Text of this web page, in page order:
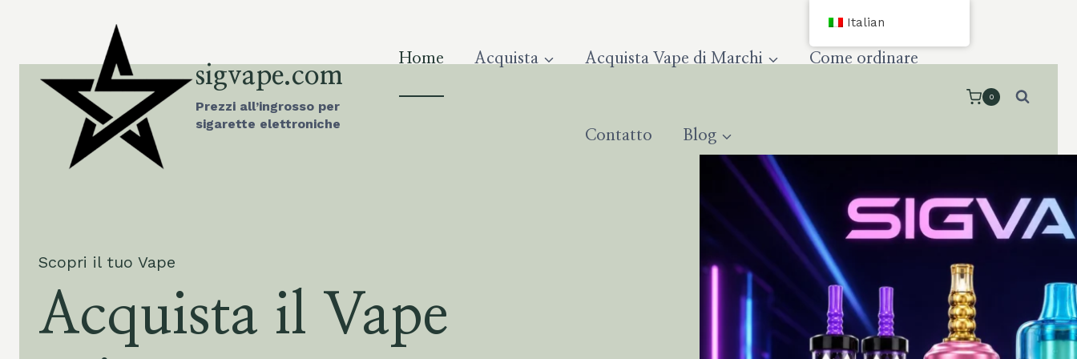
sigvape.com
Prezzi all’ingrosso per
sigarette elettroniche
Home Acquista Acquista Vape di Marchi Come ordinare
Contatto Blog
0
Scopri il tuo Vape
Acquista il Vape
Italian